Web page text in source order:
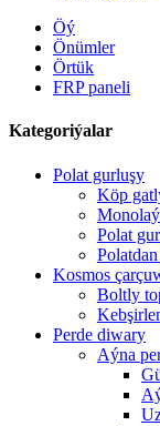
Öý
Önümler
Örtük
FRP paneli
Kategoriýalar
Polat gurluşy
Köp
Polat
Kosmos
Boltly
Perde diwary
Aýna